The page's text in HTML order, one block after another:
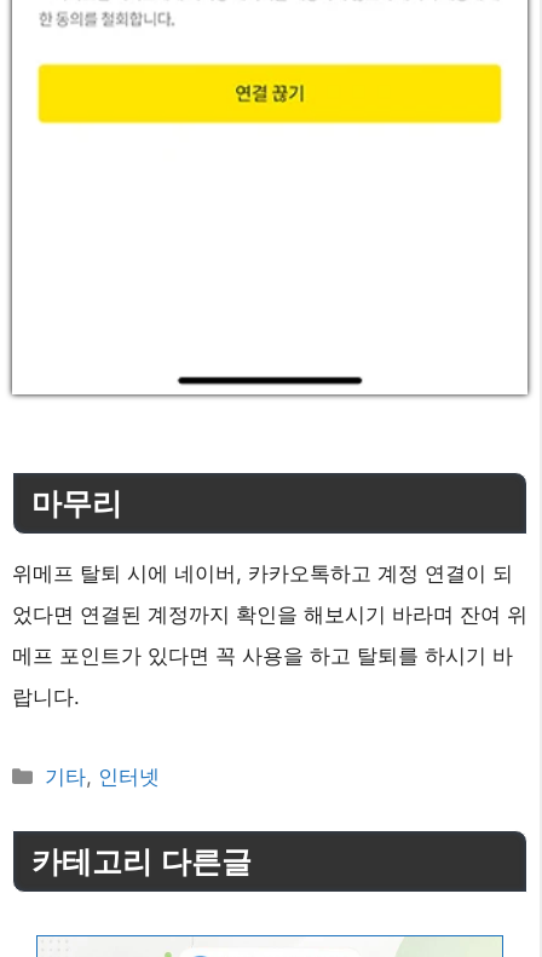
마무리
위메프 탈퇴 시에 네이버, 카카오톡하고 계정 연결이 되
었다면 연결된 계정까지 확인을 해보시기 바라며 잔여 위
메프 포인트가 있다면 꼭 사용을 하고 탈퇴를 하시기 바
랍니다.
카
고
리
기타, 인터넷
카테고리 다른글